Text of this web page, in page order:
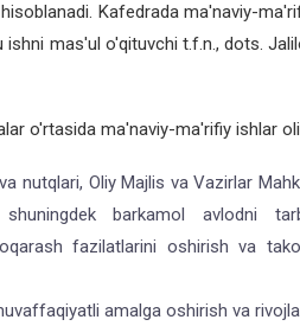
Kafedrada ma'naviy-
mas'ul o'qituvchi t.f.n., dots.
o'rtasida ma'naviy-ma'rifiy ishlar
nutqlari, Oliy Majlis va Vazirlar
barkamol avlodni
fazilatlarini oshirish va
amalga oshirish va